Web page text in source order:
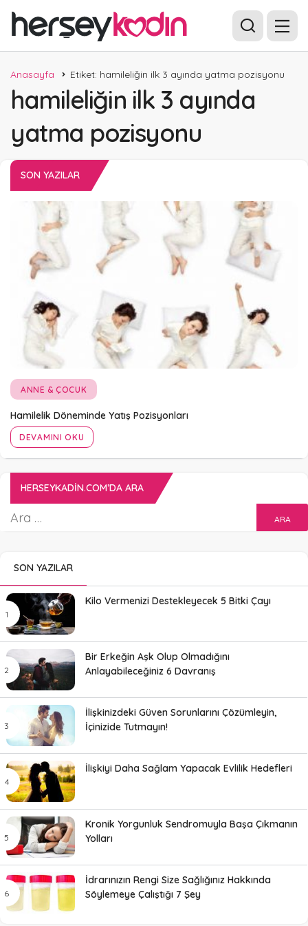
Anasayfa Etiket: hamileliğin ilk 3 ayında yatma pozisyonu
hamileliğin ilk 3 ayında
yatma pozisyonu
SON YAZILAR
ANNE & ÇOCUK
Hamilelik Döneminde Yatış Pozisyonları
DEVAMINI OKU
HERSEYKADIN.COM’DA ARA
SON YAZILAR
Kilo Vermenizi Destekleyecek 5 Bitki Çayı
Bir Erkeğin Aşk Olup Olmadığını
Anlayabileceğiniz 6 Davranış
İlişkinizdeki Güven Sorunlarını Çözümleyin,
İçinizide Tutmayın!
İlişkiyi Daha Sağlam Yapacak Evlilik Hedefleri
Kronik Yorgunluk Sendromuyla Başa Çıkmanın
Yolları
İdrarınızın Rengi Size Sağlığınız Hakkında
Söylemeye Çalıştığı 7 Şey